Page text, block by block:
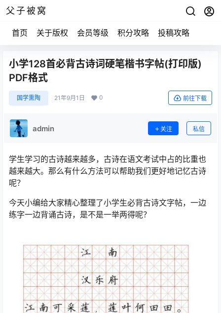
父子被窝
首页 关于版权 会员等级 积分攻略 投稿攻略
小学128首必背古诗词硬笔楷书字帖(打印版)
PDF格式
国学熏陶 21年9月1日 0 前往下载
admin 关注 私信
学生学习的古诗越来越多，古诗在语文考试中占的比重也
越来越大。那么有什么方法可以帮助我们更好地记忆古诗
呢？
今天小编给大家精心整理了小学生必背古诗文字帖，一边
练字一边背诵古诗，是不是一举两得呢？